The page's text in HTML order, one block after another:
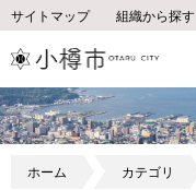
サイトマップ 組織から探す
ホーム カテゴリ